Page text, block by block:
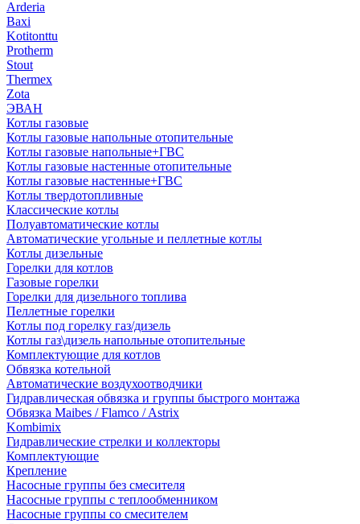
Arderia
Baxi
Kotitonttu
Protherm
Stout
Thermex
Zota
ЭВАН
Котлы газовые
Котлы газовые напольные отопительные
Котлы газовые напольные+ГВС
Котлы газовые настенные отопительные
Котлы газовые настенные+ГВС
Котлы твердотопливные
Классические котлы
Полуавтоматические котлы
Автоматические угольные и пеллетные котлы
Котлы дизельные
Горелки для котлов
Газовые горелки
Горелки для дизельного топлива
Пеллетные горелки
Котлы под горелку газ/дизель
Котлы газ\дизель напольные отопительные
Комплектующие для котлов
Обвязка котельной
Автоматические воздухоотводчики
Гидравлическая обвязка и группы быстрого монтажа
Обвязка Maibes / Flamco / Astrix
Kombimix
Гидравлические стрелки и коллекторы
Комплектующие
Крепление
Насосные группы без смесителя
Насосные группы с теплообменником
Насосные группы со смесителем